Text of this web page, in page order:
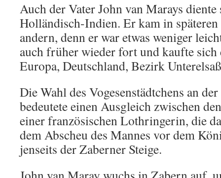
Auch der Vater John van Marays
Holländisch-Indien. Er kam in späteren
andern, denn er war etwas weniger
auch früher wieder fort und kaufte
Europa, Deutschland, Bezirk
Die Wahl des Vogesenstädtchens an
bedeutete einen Ausgleich zwischen
einer französischen Lothringerin, die
dem Abscheu des Mannes vor dem
jenseits der Zaberner Steige.